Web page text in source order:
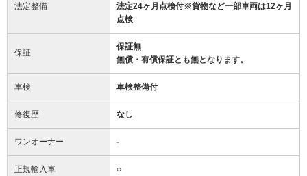
法定整備
法定24ヶ月点検付※貨物など一部車両は12ヶ月
点検
保証
保証無
無償・有償保証とも無となります。
車検 車検整備付
修復歴 なし
ワンオーナー -
正規輸入車 ○